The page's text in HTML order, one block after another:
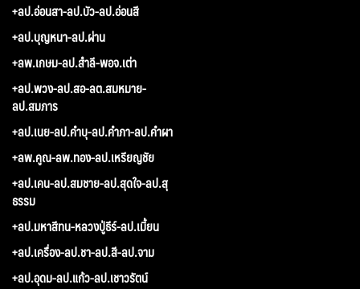
+ลป.อ่อนสา-ลป.บัว-ลป.อ่อนสี
+ลป.บุญหนา-ลป.ผ่าน
+ลพ.เกษม-ลป.สำลี-พอจ.เต่า
+ลป.พวง-ลป.สอ-ลต.สมหมาย-
ลป.สมภาร
+ลป.เนย-ลป.คำบุ-ลป.คำภา-ลป.คำผา
+ลพ.คูณ-ลพ.ทอง-ลป.เหรียญชัย
+ลป.เคน-ลป.สมชาย-ลป.สุดใจ-ลป.สุ
ธรรม
+ลป.มหาสีทน-หลวงปู่ธีร์-ลป.เมี้ยน
+ลป.เครื่อง-ลป.ชา-ลป.สี-ลป.จาม
+ลป.อุดม-ลป.แก้ว-ลป.เชาวรัตน์